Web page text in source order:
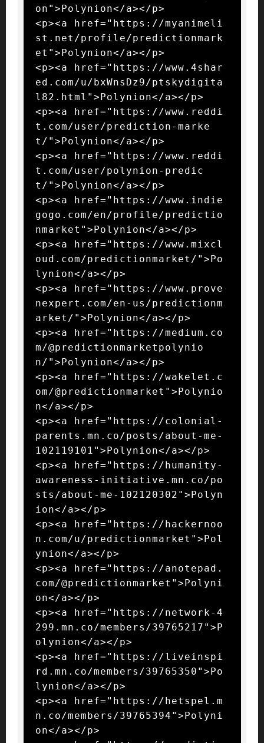
on">Polynion</a></p>
<p><a href="https://myanimeli
st.net/profile/predictionmark
et">Polynion</a></p>
<p><a href="https://www.4shar
ed.com/u/bxWnsDz9/ptskydigita
l82.html">Polynion</a></p>
<p><a href="https://www.reddi
t.com/user/prediction-marke
t/">Polynion</a></p>
<p><a href="https://www.reddi
t.com/user/polynion-predic
t/">Polynion</a></p>
<p><a href="https://www.indie
gogo.com/en/profile/predictio
nmarket">Polynion</a></p>
<p><a href="https://www.mixcl
oud.com/predictionmarket/">Po
lynion</a></p>
<p><a href="https://www.prove
nexpert.com/en-us/predictionm
arket/">Polynion</a></p>
<p><a href="https://medium.co
m/@predictionmarketpolynio
n/">Polynion</a></p>
<p><a href="https://wakelet.c
om/@predictionmarket">Polynio
n</a></p>
<p><a href="https://colonial-
parents.mn.co/posts/about-me-
102119101">Polynion</a></p>
<p><a href="https://humanity-
awareness-initiative.mn.co/po
sts/about-me-102120302">Polyn
ion</a></p>
<p><a href="https://hackernoo
n.com/u/predictionmarket">Pol
ynion</a></p>
<p><a href="https://anotepad.
com/@predictionmarket">Polyni
on</a></p>
<p><a href="https://network-4
299.mn.co/members/39765217">P
olynion</a></p>
<p><a href="https://liveinspi
rd.mn.co/members/39765350">Po
lynion</a></p>
<p><a href="https://hetspel.m
n.co/members/39765394">Polyni
on</a></p>